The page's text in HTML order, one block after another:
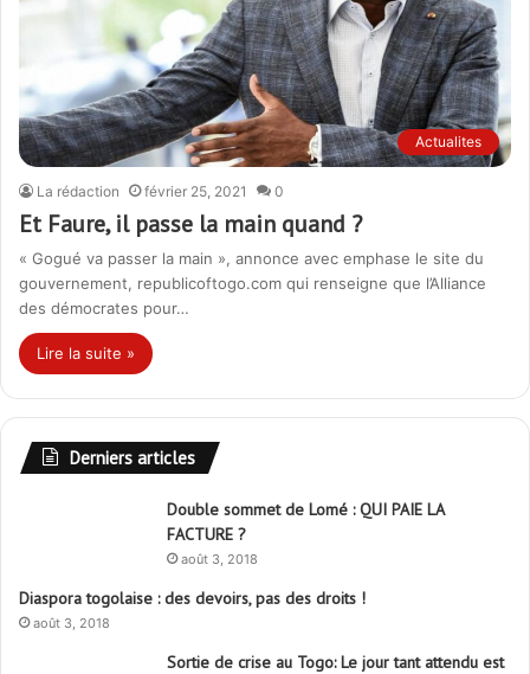
Actualites
La rédaction février 25, 2021 0
Et Faure, il passe la main quand ?
« Gogué va passer la main », annonce avec emphase le site du
gouvernement, republicoftogo.com qui renseigne que l’Alliance
des démocrates pour…
Lire la suite »
Derniers articles
Double sommet de Lomé : QUI PAIE LA
FACTURE ?
août 3, 2018
Diaspora togolaise : des devoirs, pas des droits !
août 3, 2018
Sortie de crise au Togo: Le jour tant attendu est